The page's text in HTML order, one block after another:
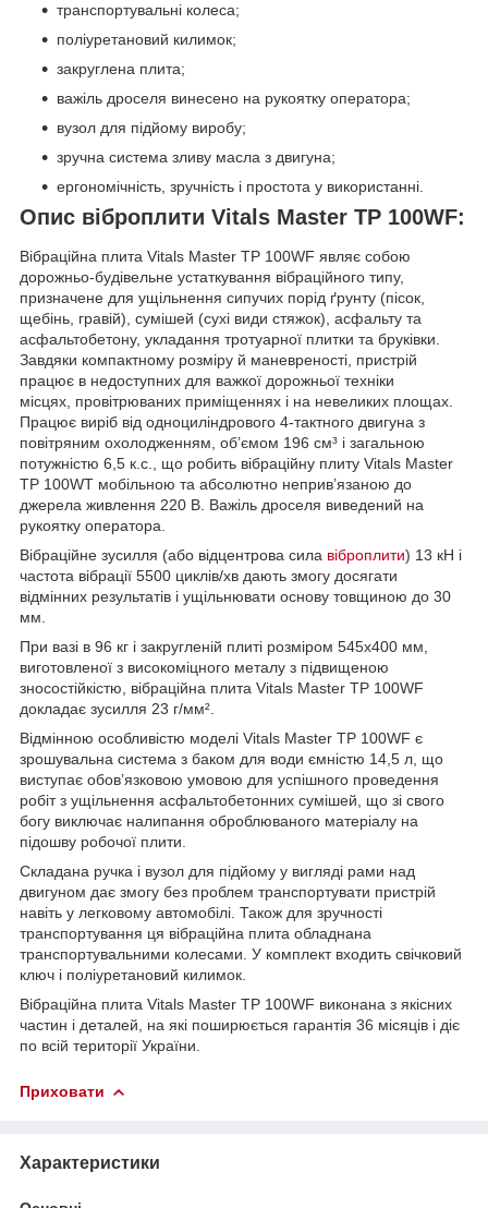
транспортувальні колеса;
поліуретановий килимок;
закруглена плита;
важіль дроселя винесено на рукоятку оператора;
вузол для підйому виробу;
зручна система зливу масла з двигуна;
ергономічність, зручність і простота у використанні.
Опис віброплити Vitals Master TP 100WF:
Вібраційна плита Vitals Master TP 100WF являє собою
дорожньо-будівельне устаткування вібраційного типу,
призначене для ущільнення сипучих порід ґрунту (пісок,
щебінь, гравій), сумішей (сухі види стяжок), асфальту та
асфальтобетону, укладання тротуарної плитки та бруківки.
Завдяки компактному розміру й маневреності, пристрій
працює в недоступних для важкої дорожньої техніки
місцях, провітрюваних приміщеннях і на невеликих площах.
Працює виріб від одноциліндрового 4-тактного двигуна з
повітряним охолодженням, об’ємом 196 см³ і загальною
потужністю 6,5 к.с., що робить вібраційну плиту Vitals Master
TP 100WT мобільною та абсолютно неприв’язаною до
джерела живлення 220 В. Важіль дроселя виведений на
рукоятку оператора.
Вібраційне зусилля (або відцентрова сила віброплити) 13 кН і
частота вібрації 5500 циклів/хв дають змогу досягати
відмінних результатів і ущільнювати основу товщиною до 30
мм.
При вазі в 96 кг і закругленій плиті розміром 545x400 мм,
виготовленої з високоміцного металу з підвищеною
зносостійкістю, вібраційна плита Vitals Master TP 100WF
докладає зусилля 23 г/мм².
Відмінною особливістю моделі Vitals Master TP 100WF є
зрошувальна система з баком для води ємністю 14,5 л, що
виступає обов’язковою умовою для успішного проведення
робіт з ущільнення асфальтобетонних сумішей, що зі свого
богу виключає налипання оброблюваного матеріалу на
підошву робочої плити.
Складана ручка і вузол для підйому у вигляді рами над
двигуном дає змогу без проблем транспортувати пристрій
навіть у легковому автомобілі. Також для зручності
транспортування ця вібраційна плита обладнана
транспортувальними колесами. У комплект входить свічковий
ключ і поліуретановий килимок.
Вібраційна плита Vitals Master TP 100WF виконана з якісних
частин і деталей, на які поширюється гарантія 36 місяців і діє
по всій території України.
Приховати
Характеристики